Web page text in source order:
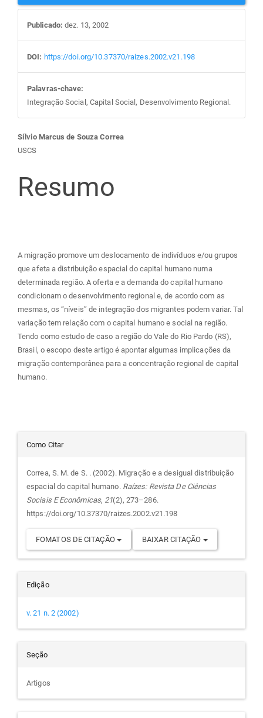
Publicado: dez. 13, 2002
DOI: https://doi.org/10.37370/raizes.2002.v21.198
Palavras-chave:
Integração Social, Capital Social, Desenvolvimento Regional.
Conteúdo
do
artigo
Sílvio Marcus de Souza Correa
USCS
Resumo
A migração promove um deslocamento de indivíduos e/ou grupos
que afeta a distribuição espacial do capital humano numa
determinada região. A oferta e a demanda do capital humano
condicionam o desenvolvimento regional e, de acordo com as
mesmas, os “níveis” de integração dos migrantes podem variar. Tal
variação tem relação com o capital humano e social na região.
Tendo como estudo de caso a região do Vale do Rio Pardo (RS),
Brasil, o escopo deste artigo é apontar algumas implicações da
migração contemporânea para a concentração regional de capital
humano.
Detalhes
do
artigo
Como Citar
Correa, S. M. de S. . (2002). Migração e a desigual distribuição
espacial do capital humano. Raízes: Revista De Ciências
Sociais E Econômicas, 21(2), 273–286.
https://doi.org/10.37370/raizes.2002.v21.198
FOMATOS DE CITAÇÃO BAIXAR CITAÇÃO
Edição
v. 21 n. 2 (2002)
Seção
Artigos